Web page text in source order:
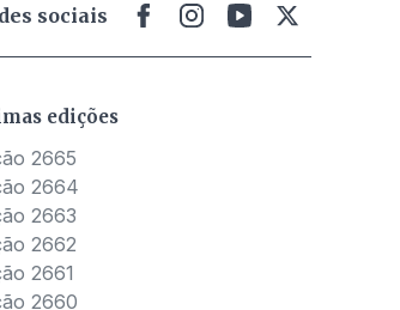
sociais
edições
2665
2664
2663
2662
2661
2660